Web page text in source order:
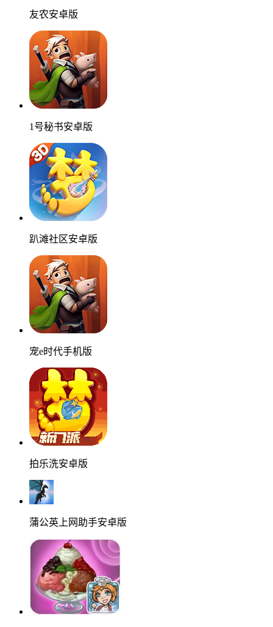
友农安卓版
1号秘书安卓版
趴滩社区安卓版
宠e时代手机版
拍乐洗安卓版
蒲公英上网助手安卓版